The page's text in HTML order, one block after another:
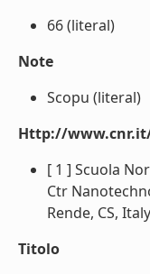
66 (literal)
Note
Scopu (literal)
Http://
[ 1 ] Scuola
Ctr
Rende, CS,
Titolo